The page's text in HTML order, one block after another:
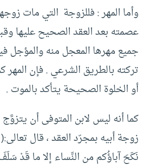
وأما المهر : فللزوجة التي مات
عصمته بعد العقد الصحيح عليها
جميع مهرها المعجل منه والمؤجل
تركته بالطريق الشرعي .‏ فإن المهر
أو الخلوة الصحيحة يتأكد بالموت .‏
كما أنه ليس لابن المتوفى أن يتزوَّج
زوجة أبيه بمجرّد العقد ، قال
نَكَحَ آباؤُكم من النِّساء إلا ما قَدْ